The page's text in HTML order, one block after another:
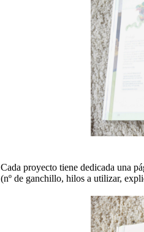
Cada proyecto tiene dedicada una
(nº de ganchillo, hilos a utilizar,